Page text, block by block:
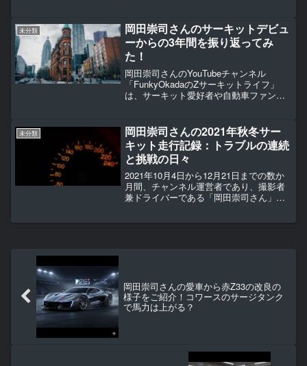
フォロワーにとっても特別な瞬間となり
まし...
未分類
岡田崇司さんのサーキットデビュ
ーからの3年間を振り返ってみ
た！
岡田崇司さんのYouTubeチャンネル
「FunkyOkadaのZサーキットライフ」
は、サーキット愛好者や自動車ファンに
は、多くの視聴者に刺激を与え、楽しみ
を提供してきまし...
未分類
岡田崇司さんの2021年秋冬サー
キット走行記録：トラブルの連続
と挑戦の日々
2021年10月4日から12月21日までの数か
月間、チャンネル運営者であり、撮影者
兼ドライバーである「岡田崇司さん」
岡田崇司さんの愛車から赤Z33の改良の
様子をご紹介！コワースのサージタンク
で馬力は上がる？